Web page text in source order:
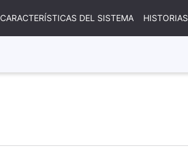
CARACTERÍSTICAS DEL SISTEMA HISTORIAS